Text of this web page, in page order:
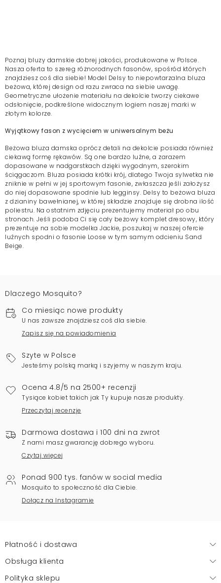
Poznaj bluzy damskie dobrej jakości, produkowane w Polsce.
Nasza oferta to szereg różnorodnych fasonów, spośród których
znajdziesz coś dla siebie! Model Delsy to niepowtarzalna bluza
beżowa, której design od razu zwraca na siebie uwagę.
Geometryczne ułożenie materiału na dekolcie tworzy ciekawe
odsłonięcie, podkreślone widocznym logiem naszej marki w
złotym kolorze.
Wyjątkowy fason z wycięciem w uniwersalnym beżu
Beżowa bluza damska oprócz detali na dekolcie posiada również
ciekawą formę rękawów. Są one bardzo luźne, a zarazem
dopasowane w nadgarstkach dzięki wygodnym, szerokim
ściągaczom. Bluza posiada krótki krój, dlatego Twoja sylwetka nie
zniknie w pełni w jej sportowym fasonie, zwłaszcza jeśli założysz
do niej dopasowane spodnie lub legginsy. Delsy to beżowa bluza
z dzianiny bawełnianej, w której składzie znajduje się drobna ilość
poliestru. Na ostatnim zdjęciu prezentujemy materiał po obu
stronach. Jeśli podoba Ci się cały beżowy komplet dresowy, który
prezentuje na sobie modelka Jackie, poszukaj w naszej ofercie
luźnych spodni o fasonie Loose w tym samym odcieniu Sand
Beige.
Dlaczego Mosquito?
Co miesiąc nowe produkty
U nas zawsze znajdziesz coś dla siebie.
Zapisz się na powiadomienia
Szyte w Polsce
Jesteśmy polską marką i szyjemy w naszym kraju.
Ocena 4.8/5 na 2500+ recenzji
Tysiące kobiet takich jak Ty kupuje nasze produkty.
Przeczytaj recenzje
Darmowa dostawa i 100 dni na zwrot
Z nami masz gwarancję dobrego wyboru.
Czytaj więcej
Ponad 900 tys. fanów w social media
Mosquito to społeczność dla Ciebie.
Dołącz na Instagramie
Płatność i dostawa
Obsługa klienta
Polityka sklepu